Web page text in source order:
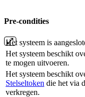
Pre-condities
Het systeem is
Het systeem beschikt
te mogen uitvoeren.
Het systeem beschikt
Stelseltoken die het via
verkregen.